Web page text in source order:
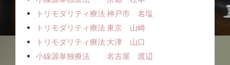
トリモダリティ療法 神戸市 名塩
トリモダリティ療法 東京 山崎
トリモダリティ療法 大津 山口
小線源単独療法 名古屋 渡辺